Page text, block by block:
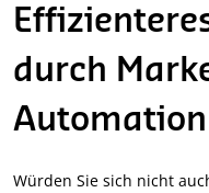
durch
Automation
Würden Sie sich nicht